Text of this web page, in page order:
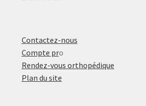
Contactez-nous
Compte pro
Rendez-vous orthopédique
Plan du site